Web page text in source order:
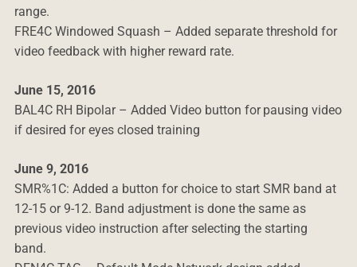
range.
FRE4C Windowed Squash – Added separate threshold for
video feedback with higher reward rate.
June 15, 2016
BAL4C RH Bipolar – Added Video button for pausing video
if desired for eyes closed training
June 9, 2016
SMR%1C: Added a button for choice to start SMR band at
12-15 or 9-12. Band adjustment is done the same as
previous video instruction after selecting the starting
band.